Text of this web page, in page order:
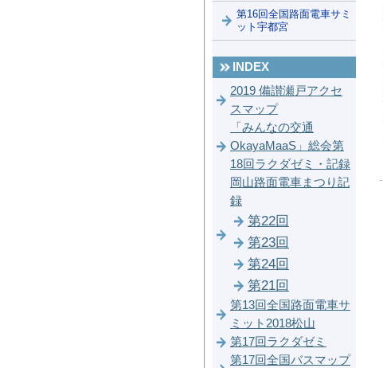
第16回全国路面電車サミ
ット宇都宮
INDEX
2019 備讃瀬戸アクセ
スマップ
「みんなの交通
OkayaMaaS」総会第
18回ラクダゼミ・記録
岡山路面電車まつり記
録
第22回
第23回
第24回
第21回
第13回全国路面電車サ
ミット2018松山
第17回ラクダゼミ
第17回全国バスマップ